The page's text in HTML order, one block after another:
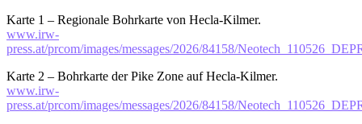
Karte 1 – Regionale Bohrkarte von Hecla-Kilmer.
www.irw-
press.at/prcom/images/messages/2026/84158/
Karte 2 – Bohrkarte der Pike Zone auf Hecla-Kilmer.
www.irw-
press.at/prcom/images/messages/2026/84158/